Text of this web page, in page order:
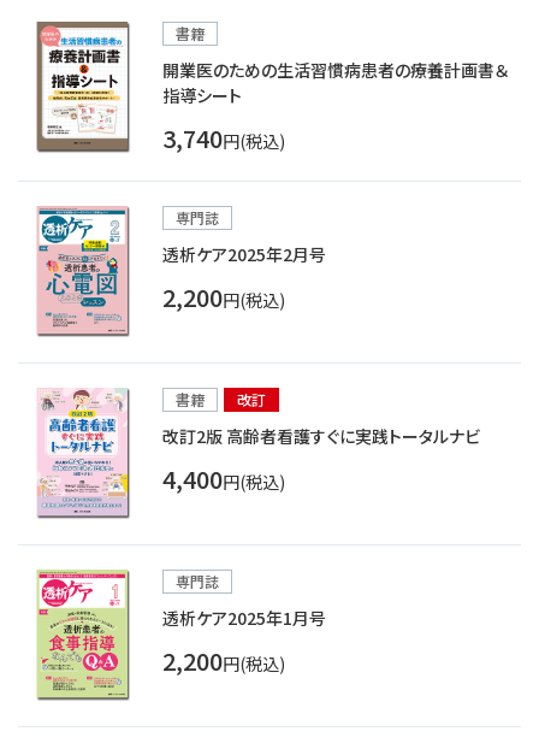
書籍
開業医のための生活習慣病患者の療養計画書＆
指導シート
3,740円(税込)
専門誌
透析ケア2025年2月号
2,200円(税込)
書籍 改訂
改訂2版 高齢者看護すぐに実践トータルナビ
4,400円(税込)
専門誌
透析ケア2025年1月号
2,200円(税込)